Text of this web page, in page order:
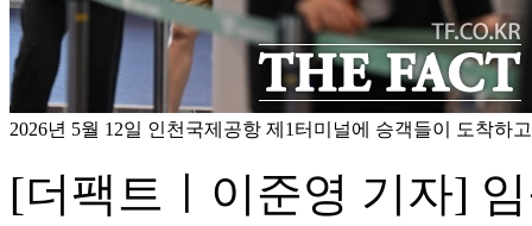
2026년 5월 12일 인천국제공항 제1터미널에 승객들이 도착하
[더팩트ㅣ이준영 기자]